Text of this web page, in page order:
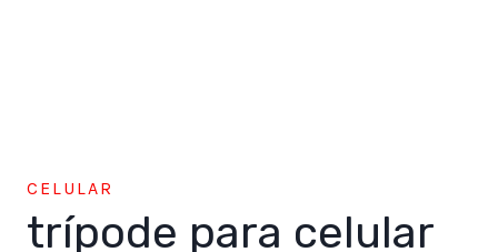
CELULAR
trípode para celular